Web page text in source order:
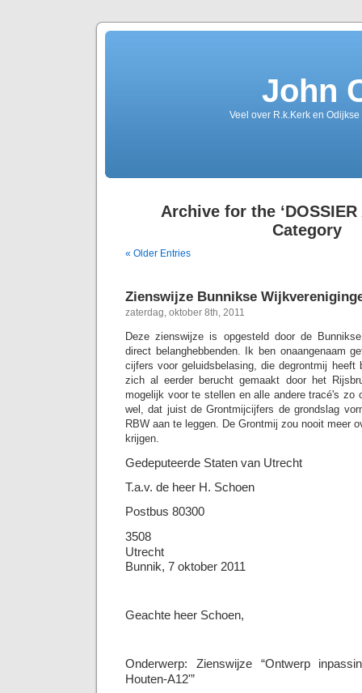
John
Veel over R.k.Kerk en
Archive for the ‘DOSSIER
Category
« Older Entries
Zienswijze Bunnikse
zaterdag, oktober 8th, 2011
Deze zienswijze is opgesteld door de
direct belanghebbenden. Ik ben onaangenaam
cijfers voor geluidsbelasing, die degrontmij heeft
zich al eerder berucht gemaakt door het
mogelijk voor te stellen en alle andere tracé's zo
wel, dat juist de Grontmijcijfers de grondslag
RBW aan te leggen. De Grontmij zou nooit meer
krijgen.
Gedeputeerde Staten van Utrecht
T.a.v. de heer H. Schoen
Postbus 80300
3508
Utrecht
Bunnik, 7 oktober 2011
Geachte heer Schoen,
Onderwerp: Zienswijze “Ontwerp
Houten-A12'”